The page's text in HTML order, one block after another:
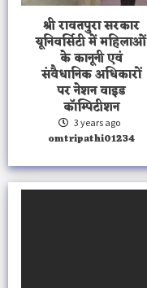
श्री रावतपुरा सरकार
यूनिवर्सिटी में महिलाओं
के कानूनी एवं
संवैधानिक अधिकारों
पर नेशन वाइड
कॉम्पिटीशन
3 years ago
omtripathi01234